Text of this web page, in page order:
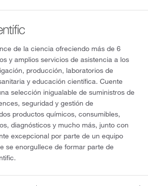
de la ciencia ofreciendo más de 6
y amplios servicios de asistencia a los
producción, laboratorios de
y educación científica. Cuente
selección inigualable de suministros de
seguridad y gestión de
productos químicos, consumibles,
diagnósticos y mucho más, junto con
excepcional por parte de un equipo
se enorgullece de formar parte de